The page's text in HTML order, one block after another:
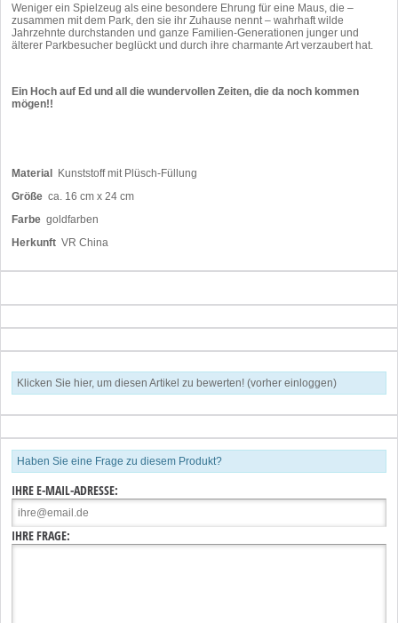
Weniger ein Spielzeug als eine besondere Ehrung für eine Maus, die –
zusammen mit dem Park, den sie ihr Zuhause nennt – wahrhaft wilde
Jahrzehnte durchstanden und ganze Familien-Generationen junger und
älterer Parkbesucher beglückt und durch ihre charmante Art verzaubert hat.
Ein Hoch auf Ed und all die wundervollen Zeiten, die da noch kommen
mögen!!
Material
Kunststoff mit Plüsch-Füllung
Größe ca. 16 cm x 24 cm
Farbe goldfarben
Herkunft VR China
Klicken Sie hier, um diesen Artikel zu bewerten! (vorher einloggen)
Haben Sie eine Frage zu diesem Produkt?
IHRE E-MAIL-ADRESSE:
IHRE FRAGE: